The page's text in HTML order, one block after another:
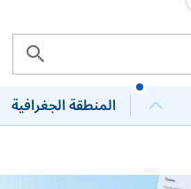
المنطقة الجغرافية